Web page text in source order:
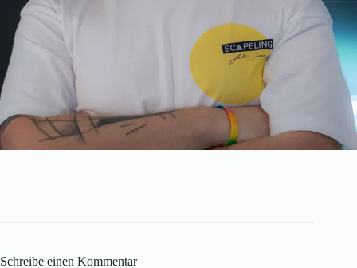
Schreibe einen Kommentar